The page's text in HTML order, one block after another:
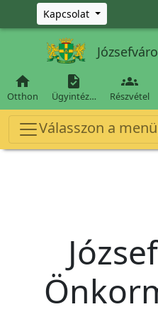
Ugrás a fő tartalomra
Kapcsolat

Otthon

Ügyintéz…

Részvétel
Válasszon a